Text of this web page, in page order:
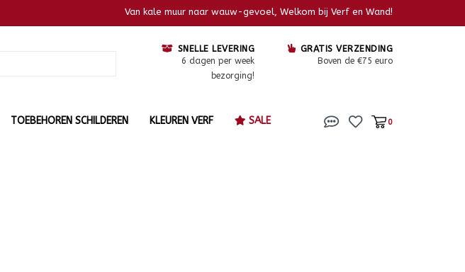
Van kale muur naar wauw-gevoel, Welkom bij Verf en Wand!
SNELLE LEVERING
6 dagen per week
bezorging!
GRATIS VERZENDING
Boven de €75 euro
TOEBEHOREN SCHILDEREN KLEUREN VERF SALE 0